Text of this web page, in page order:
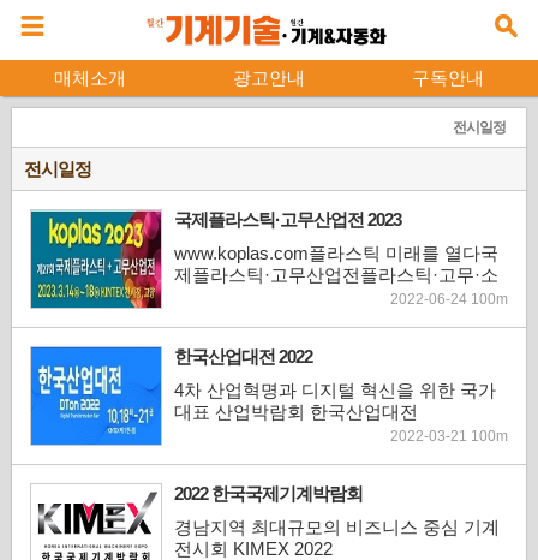
매체소개 광고안내 구독안내
전시일정
전시일정
국제플라스틱·고무산업전 2023
www.koplas.com플라스틱 미래를 열다국
제플라스틱·고무산업전플라스틱·고무·소
재·복합재료전 및 국제금형 및 관련기기전
2023 · 전시기간2023년 3월 14일(화) ~ 18
일(토) (5일간) · 전시장KINTEX 제1전시장
4,5홀(경기도 고양시 소재)· 주 최(주)한국
이앤엑스 / 한국합성수...
2022-06-24 100m
한국산업대전 2022
4차 산업혁명과 디지털 혁신을 위한 국가
대표 산업박람회 한국산업대전
2022-03-21 100m
2022 한국국제기계박람회
경남지역 최대규모의 비즈니스 중심 기계
전시회 KIMEX 2022